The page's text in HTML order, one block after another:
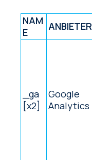
NAM
E
ANBIETER
_ga
[x2]
Google
Analytics